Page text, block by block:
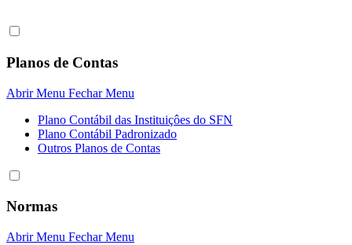
Planos de Contas
Abrir Menu Fechar Menu
Plano Contábil das Instituiçôes do SFN
Plano Contábil Padronizado
Outros Planos de Contas
Normas
Abrir Menu Fechar Menu